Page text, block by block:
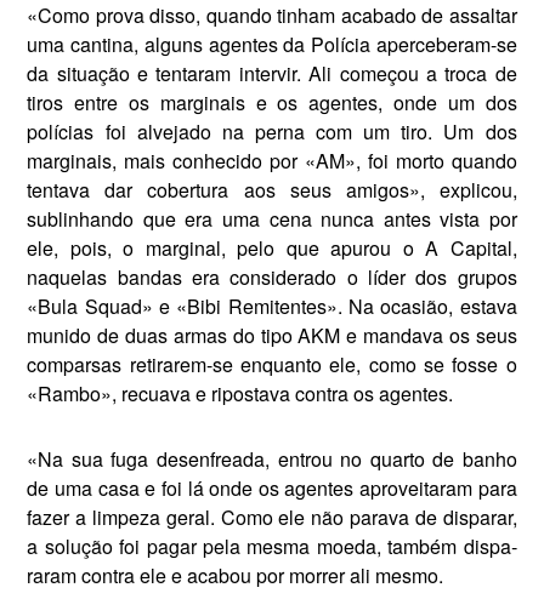
«Como prova disso, quando tinham acabado de assaltar
uma cantina, al­guns agentes da Polícia aperceberam­-se
da situação e tentaram intervir. Ali começou a troca de
tiros entre os marginais e os agentes, onde um dos
polícias foi alvejado na perna com um tiro. Um dos
marginais, mais conhe­cido por «AM», foi morto quando
ten­tava dar cobertura aos seus amigos», explicou,
sublinhando que era uma cena nunca antes vista por
ele, pois, o marginal, pelo que apurou o A Ca­pital,
naquelas bandas era considera­do o líder dos grupos
«Bula Squad» e «Bibi Remitentes». Na ocasião, estava
munido de duas armas do tipo AKM e mandava os seus
comparsas retira­rem-se enquanto ele, como se fosse o
«Rambo», recuava e ripostava contra os agentes.
«Na sua fuga desenfreada, entrou no quarto de banho
de uma casa e foi lá onde os agentes aproveitaram para
fazer a limpeza geral. Como ele não parava de disparar,
a solução foi pagar pela mesma moeda, também dispa­
raram contra ele e acabou por morrer ali mesmo.